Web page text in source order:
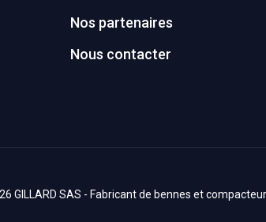
Nos partenaires
Nous contacter
GILLARD SAS - Fabricant de bennes et